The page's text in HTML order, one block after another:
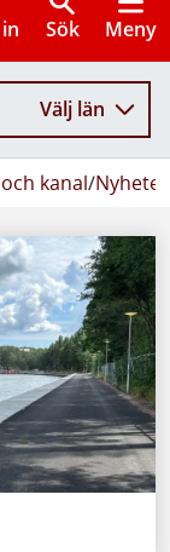
Sök Meny
Välj län
kanal/